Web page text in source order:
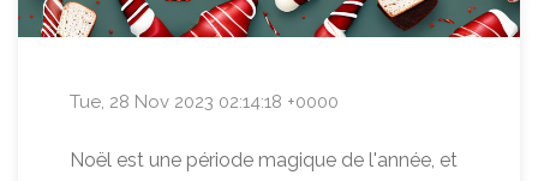
Tue, 28 Nov 2023 02:14:18 +0000
Noël est une période magique de l'année, et